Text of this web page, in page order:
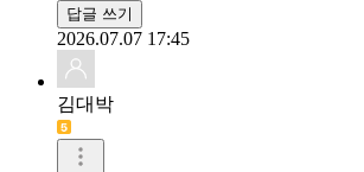
답글 쓰기
2026.07.07 17:45
김대박